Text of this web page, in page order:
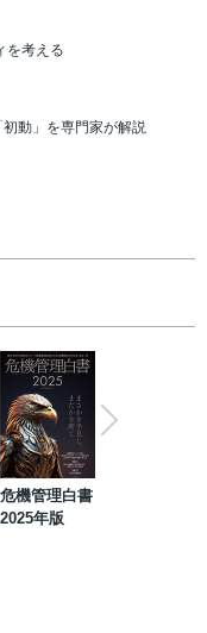
を考える
初動」を専門家が解説
危機管理白書
2025年版